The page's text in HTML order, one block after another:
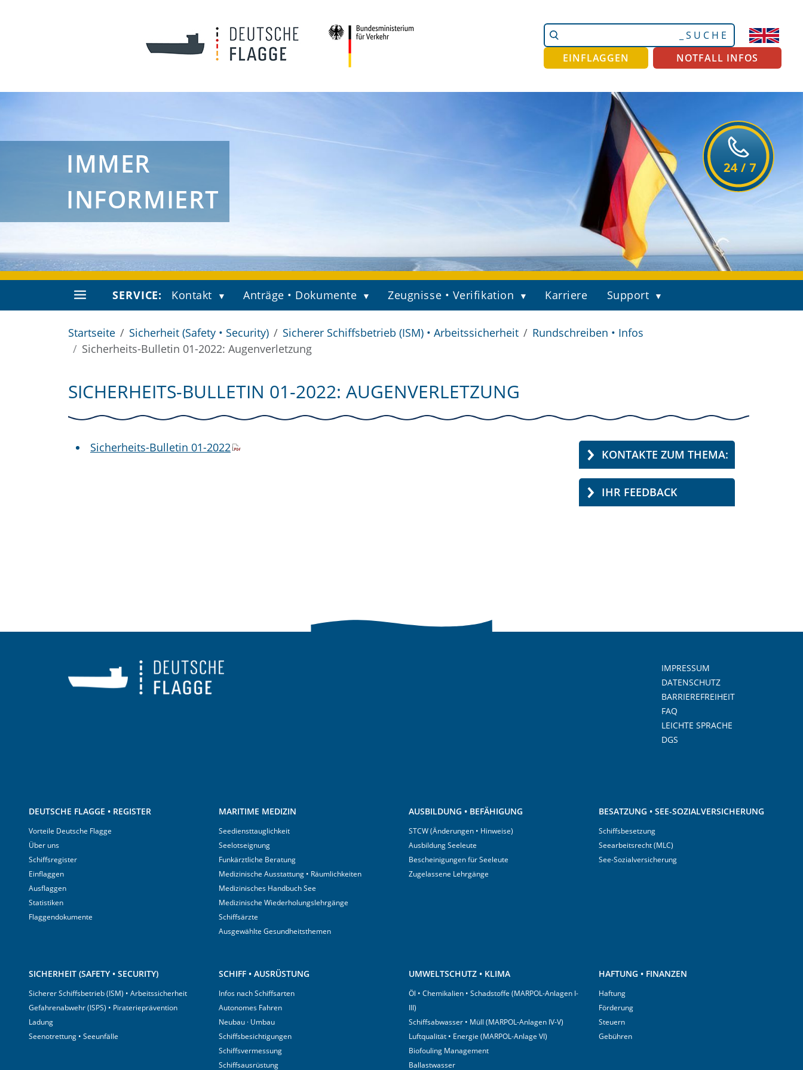
Website
durchsuchen
Erweiterte
Suche…
EINFLAGGEN
NOTFALL INFOS
IMMER
INFORMIERT
SERVICE: Kontakt Anträge • Dokumente Zeugnisse • Verifikation Karriere Support
Startseite Sicherheit (Safety • Security) Sicherer Schiffsbetrieb (ISM) • Arbeitssicherheit
Rundschreiben • Infos
Sicherheits-Bulletin 01-2022: Augenverletzung
SICHERHEITS-BULLETIN 01-2022: AUGENVERLETZUNG
Sicherheits-Bulletin 01-2022 KONTAKTE ZUM THEMA:
IHR FEEDBACK
IMPRESSUM
DATENSCHUTZ
BARRIEREFREIHEIT
FAQ
LEICHTE SPRACHE
DGS
DEUTSCHE FLAGGE • REGISTER
Vorteile Deutsche Flagge
Über uns
Schiffsregister
Einflaggen
Ausflaggen
Statistiken
Flaggendokumente
MARITIME MEDIZIN
Seediensttauglichkeit
Seelotseignung
Funkärztliche Beratung
Medizinische Ausstattung • Räumlichkeiten
Medizinisches Handbuch See
Medizinische Wiederholungslehrgänge
Schiffsärzte
Ausgewählte Gesundheitsthemen
AUSBILDUNG • BEFÄHIGUNG
STCW (Änderungen • Hinweise)
Ausbildung Seeleute
Bescheinigungen für Seeleute
Zugelassene Lehrgänge
BESATZUNG • SEE-SOZIALVERSICHERUNG
Schiffsbesetzung
Seearbeitsrecht (MLC)
See-Sozialversicherung
SICHERHEIT (SAFETY • SECURITY)
Sicherer Schiffsbetrieb (ISM) • Arbeitssicherheit
Gefahrenabwehr (ISPS) • Piraterieprävention
Ladung
Seenotrettung • Seeunfälle
SCHIFF • AUSRÜSTUNG
Infos nach Schiffsarten
Autonomes Fahren
Neubau · Umbau
Schiffsbesichtigungen
Schiffsvermessung
Schiffsausrüstung
UMWELTSCHUTZ • KLIMA
Öl • Chemikalien • Schadstoffe (MARPOL-Anlagen I-
III)
Schiffsabwasser • Müll (MARPOL-Anlagen IV-V)
Luftqualität • Energie (MARPOL-Anlage VI)
Biofouling Management
Ballastwasser
HAFTUNG • FINANZEN
Haftung
Förderung
Steuern
Gebühren